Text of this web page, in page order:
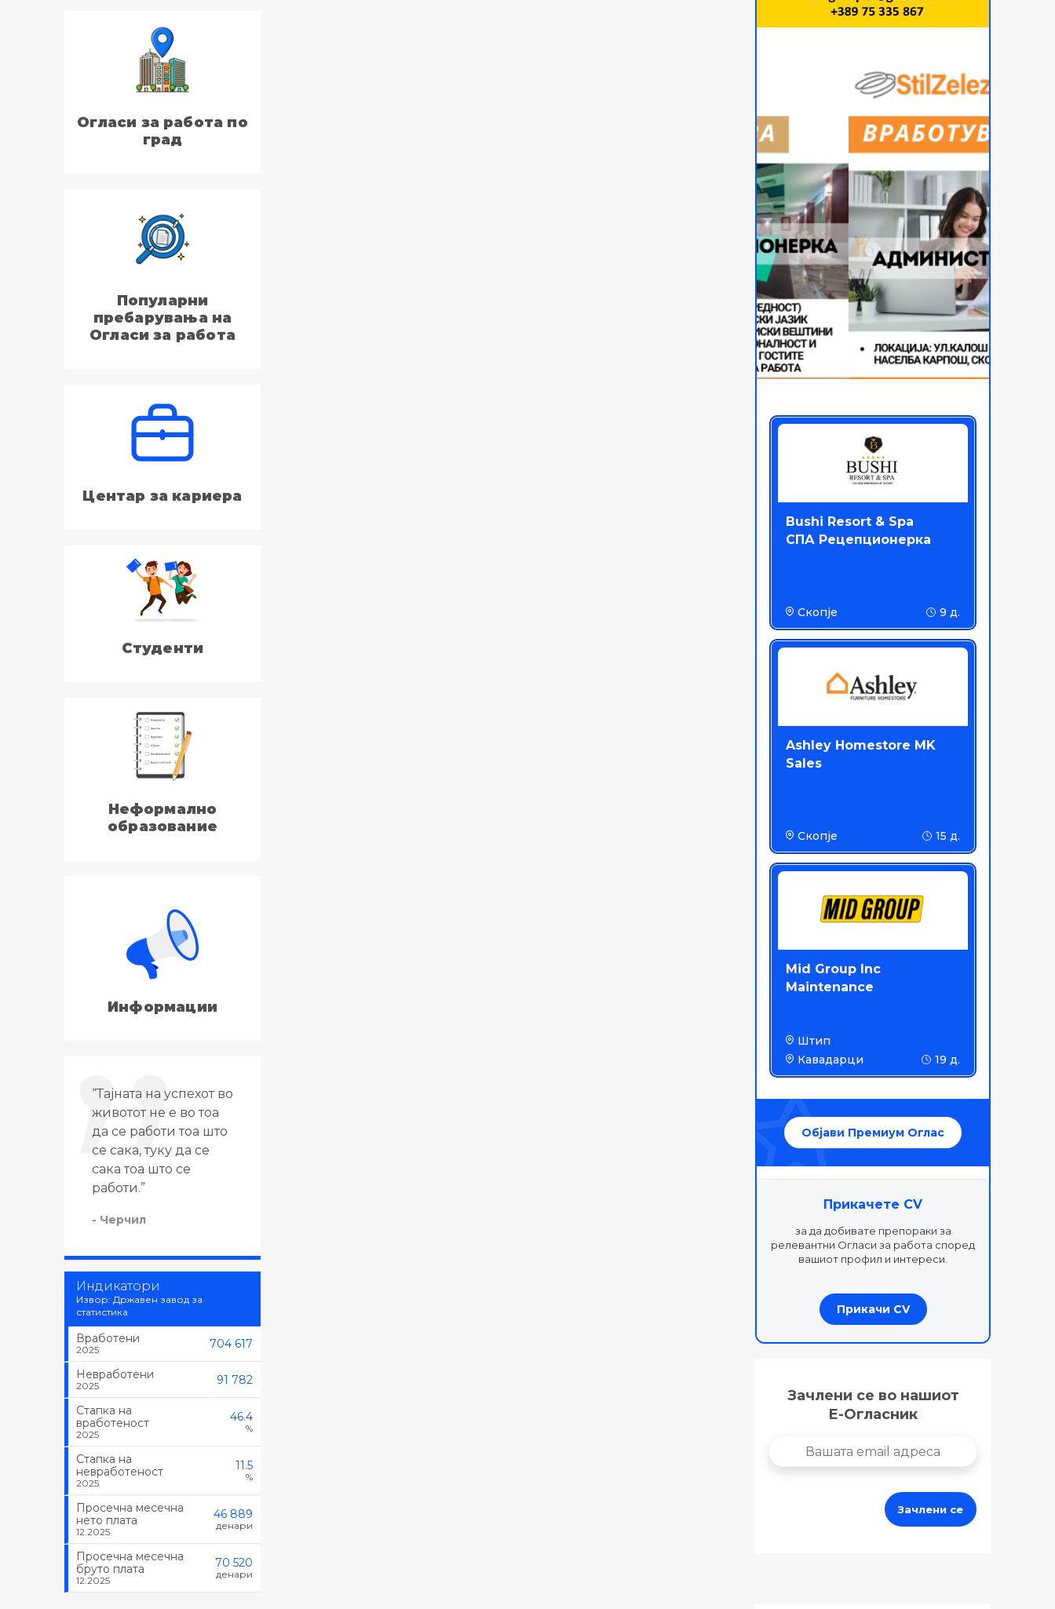
Огласи за работа по
град
Популарни
пребарувања на
Огласи за работа
Центар за кариера
Студенти
Неформално
образование
Информации
“Тајната на успехот во
животот не е во тоа
да се работи тоа што
се сака, туку да се
сака тоа што се
работи.”
- Черчил
Индикатори
Извор: Државен завод за
статистика
Вработени
2025 704 617
Невработени
2025 91 782
Стапка на
вработеност
2025
46.4
%
Стапка на
невработеност
2025
11.5
%
Просечна месечна
нето плата
12.2025
46 889
денари
Просечна месечна
бруто плата
12.2025
70 520
денари
Bushi Resort & Spa
СПА Рецепционерка
Скопје 9 д.
Ashley Homestore MK
Sales
Скопје 15 д.
Mid Group Inc
Maintenance
Штип
Кавадарци
19 д.
Објави Премиум Оглас
Прикачете CV
за да добивате препораки за
релевантни Огласи за работа според
вашиот профил и интереси.
Прикачи CV
Зачлени се во нашиот
Е-Огласник